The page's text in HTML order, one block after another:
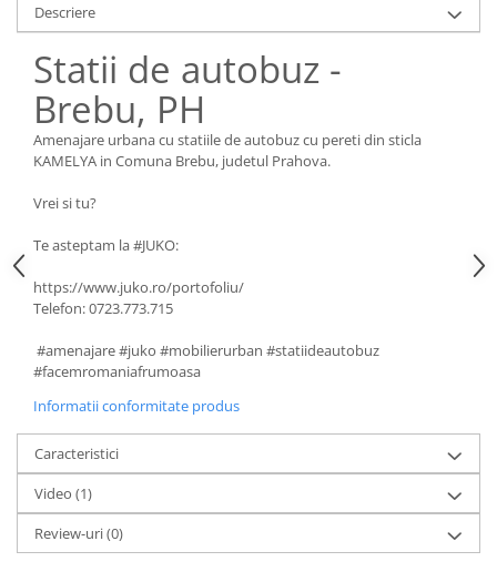
Mobilier urban DIZABILITATI
Descriere
Statii de autobuz -
Brebu, PH
Amenajare urbana cu statiile de autobuz cu pereti din sticla
KAMELYA in Comuna Brebu, judetul Prahova.
Vrei si tu?
Te asteptam la #JUKO:
https://www.juko.ro/portofoliu/
Telefon: 0723.773.715
#amenajare #juko #mobilierurban #statiideautobuz
#facemromaniafrumoasa
Informatii conformitate produs
Caracteristici
Video (1)
Review-uri(0)